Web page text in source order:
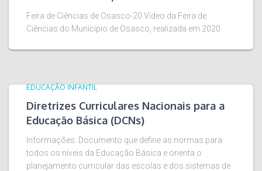
Feira de Ciências de Osasco-20 Vídeo da Feira de
Ciências do Município de Osasco, realizada em 2020
EDUCAÇÃO INFANTIL
Diretrizes Curriculares Nacionais para a
Educação Básica (DCNs)
Informações: Documento que define as normas para
todos os níveis da Educação Básica e orienta o
planejamento curricular das escolas e dos sistemas de